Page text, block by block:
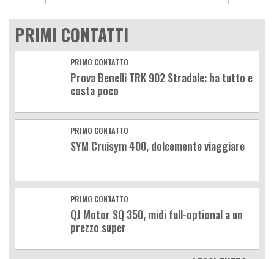
PRIMI CONTATTI
PRIMO CONTATTO
Prova Benelli TRK 902 Stradale: ha tutto e
costa poco
PRIMO CONTATTO
SYM Cruisym 400, dolcemente viaggiare
PRIMO CONTATTO
QJ Motor SQ 350, midi full-optional a un
prezzo super